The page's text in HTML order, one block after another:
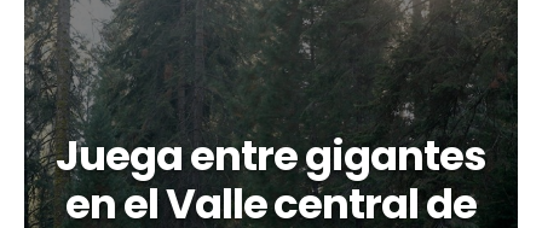
Juega entre gigantes
en el Valle central de